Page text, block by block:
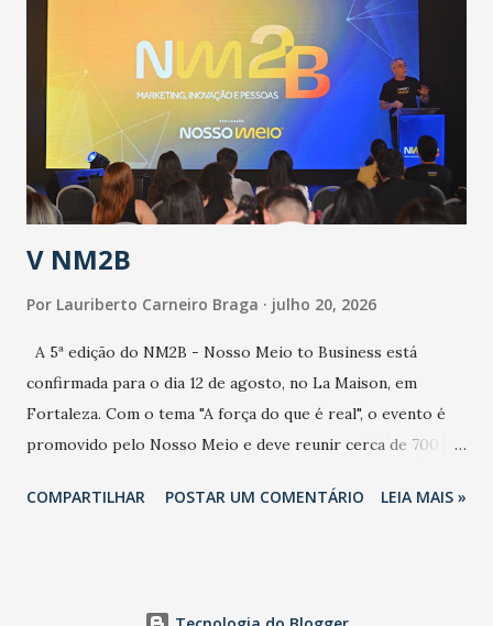
epidemia comum, como temos em todos os anos, com
aumento de casos de dengue, influenza ou H1N1. Trata-se
de uma epidemia com um vírus diferente, com um poder de
contaminação maior que outros coronavírus”, apontou o
secretário. Segundo ele, é uma epidemia com chance de
contaminação alta, podendo gerar um grande risco à
população e ao sistema de saúde. “Precisamos saber fazer a
estratificação do risco da doença, para não so...
V NM2B
Por Lauriberto Carneiro Braga julho 20, 2026
A 5ª edição do NM2B - Nosso Meio to Business está
confirmada para o dia 12 de agosto, no La Maison, em
Fortaleza. Com o tema "A força do que é real", o evento é
promovido pelo Nosso Meio e deve reunir cerca de 700
e lideranças do Mercado Nacional. Desde 2022, o NM2B
COMPARTILHAR POSTAR UM COMENTÁRIO LEIA MAIS »